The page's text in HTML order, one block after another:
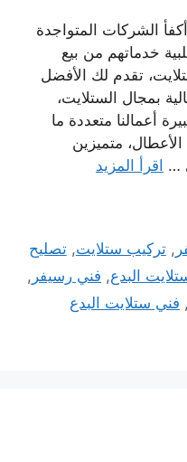
الشركات المتواجدة
ال ٢٤ ساعة لتلبية خدماتهم من بيع
تقدم لك الأفضل
بمجال الستلايت،
أعمالنا متعددة ما
متميزين
… اقرأ المزيد
,تركيب ستلايت,تصليح
البدع, فني رسيفر ,
, فني ستلايت البدع